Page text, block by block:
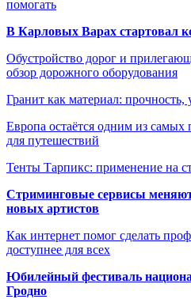
помогать
В Карловых Варах стартовал
Обустройство дорог и
обзор дорожного оборудования
Гранит как материал:
Европа остаётся одним из
для путешествий
Тенты Тарпикс: применение на
Стриминговые сервисы
новых артистов
Как интернет помог сделать
доступнее для всех
Юбилейный фестиваль
Гродно